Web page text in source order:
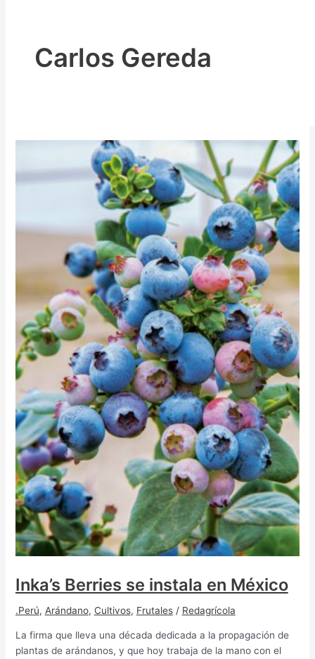
Carlos Gereda
Inka’s Berries se instala en México
.Perú, Arándano, Cultivos, Frutales/ Redagrícola
La firma que lleva una década dedicada a la propagación de
plantas de arándanos, y que hoy trabaja de la mano con el